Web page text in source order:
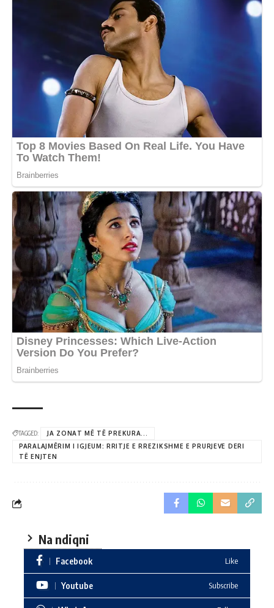
TAGGED:
JA ZONAT MË TË PREKURA...
PARALAJMËRIM I IGJEUM: RRITJE E RREZIKSHME E PRURJEVE DERI
TË ENJTEN
Na ndiqni
Facebook Like
Youtube Subscribe